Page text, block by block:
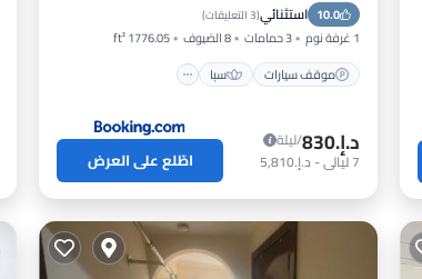
10.0 استثنائي(3 التعليقات )
1 غرفة نوم 3 حمامات 8 الضيوف
1776.05 ft²
موقف سيارات
سبا
مكيف هواء
د.إ.‏830
/ليلة
7ليالي- د.إ.‏5,810 اطّلع على العرض